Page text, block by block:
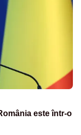
este într-o